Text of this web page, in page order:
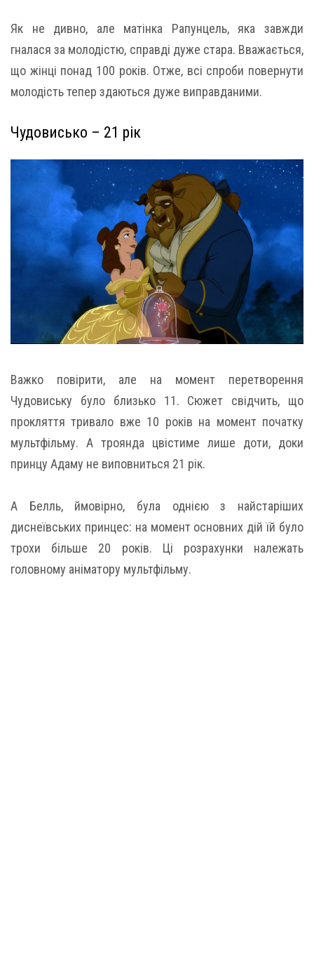
Як не дивно, але матінка Рапунцель, яка завжди
гналася за молодістю, справді дуже стара. Вважається,
що жінці понад 100 років. Отже, всі спроби повернути
молодість тепер здаються дуже виправданими.
Чудовисько – 21 рік
Важко повірити, але на момент перетворення
Чудовиську було близько 11. Сюжет свідчить, що
прокляття тривало вже 10 років на момент початку
мультфільму. А троянда цвістиме лише доти, доки
принцу Адаму не виповниться 21 рік.
А Белль, ймовірно, була однією з найстаріших
диснеївських принцес: на момент основних дій їй було
трохи більше 20 років. Ці розрахунки належать
головному аніматору мультфільму.